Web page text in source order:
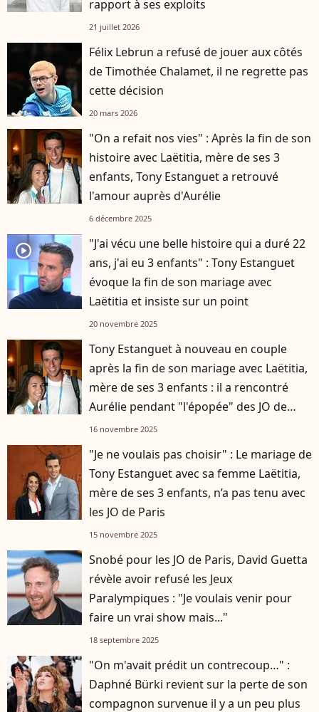
rapport à ses exploits
21 juillet 2026
Félix Lebrun a refusé de jouer aux côtés
de Timothée Chalamet, il ne regrette pas
cette décision
20 mars 2026
"On a refait nos vies" : Après la fin de son
histoire avec Laëtitia, mère de ses 3
enfants, Tony Estanguet a retrouvé
l'amour auprès d'Aurélie
6 décembre 2025
player2
"J'ai vécu une belle histoire qui a duré 22
ans, j'ai eu 3 enfants" : Tony Estanguet
évoque la fin de son mariage avec
Laëtitia et insiste sur un point
20 novembre 2025
Tony Estanguet à nouveau en couple
après la fin de son mariage avec Laëtitia,
mère de ses 3 enfants : il a rencontré
Aurélie pendant "l'épopée" des JO de
Paris
16 novembre 2025
"Je ne voulais pas choisir" : Le mariage de
Tony Estanguet avec sa femme Laëtitia,
mère de ses 3 enfants, n’a pas tenu avec
les JO de Paris
15 novembre 2025
Snobé pour les JO de Paris, David Guetta
révèle avoir refusé les Jeux
Paralympiques : "Je voulais venir pour
faire un vrai show mais..."
18 septembre 2025
"On m'avait prédit un contrecoup…" :
Daphné Bürki revient sur la perte de son
compagnon survenue il y a un peu plus